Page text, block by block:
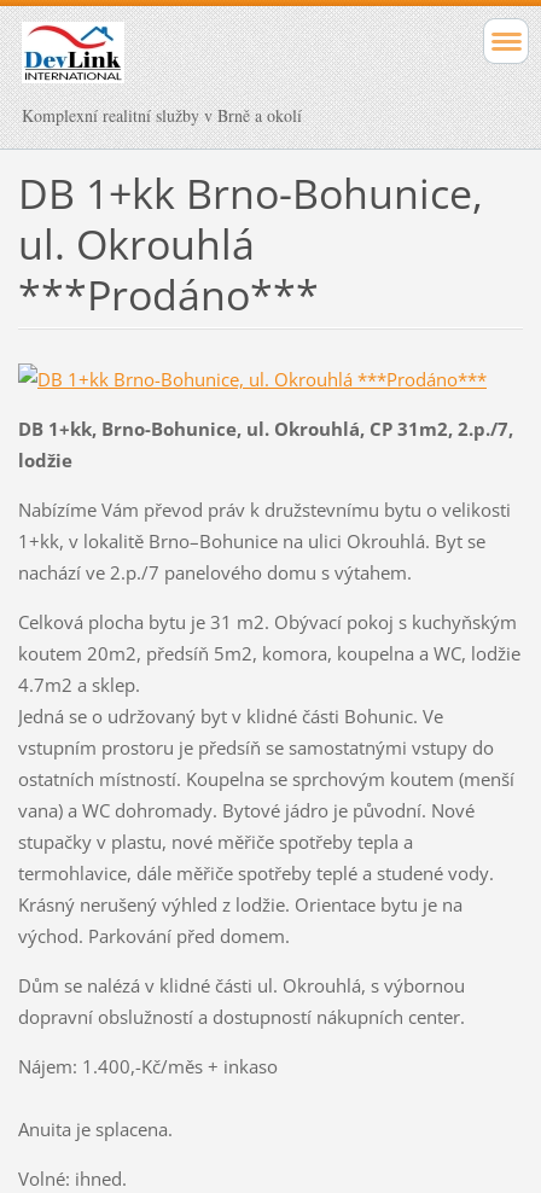
Komplexní realitní služby v Brně a okolí
DB 1+kk Brno-Bohunice,
ul. Okrouhlá
***Prodáno***
DB 1+kk, Brno-Bohunice, ul. Okrouhlá, CP 31m2, 2.p./7,
lodžie
Nabízíme Vám převod práv k družstevnímu bytu o velikosti
1+kk, v lokalitě Brno–Bohunice na ulici Okrouhlá. Byt se
nachází ve 2.p./7 panelového domu s výtahem.
Celková plocha bytu je 31 m2. Obývací pokoj s kuchyňským
koutem 20m2, předsíň 5m2, komora, koupelna a WC, lodžie
4.7m2 a sklep.
Jedná se o udržovaný byt v klidné části Bohunic. Ve
vstupním prostoru je předsíň se samostatnými vstupy do
ostatních místností. Koupelna se sprchovým koutem (menší
vana) a WC dohromady. Bytové jádro je původní. Nové
stupačky v plastu, nové měřiče spotřeby tepla a
termohlavice, dále měřiče spotřeby teplé a studené vody.
Krásný nerušený výhled z lodžie. Orientace bytu je na
východ. Parkování před domem.
Dům se nalézá v klidné části ul. Okrouhlá, s výbornou
dopravní obslužností a dostupností nákupních center.
Nájem: 1.400,-Kč/měs + inkaso
Anuita je splacena.
Volné: ihned.